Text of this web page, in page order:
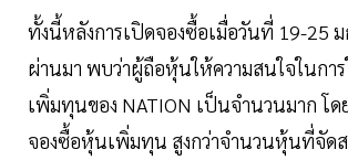
ทั้งนี้หลังการเปิดจองซื้อเมื่อวันที่ 19-25
ผ่านมา พบว่าผู้ถือหุ้นให้ความสนใจในกา
เพิ่มทุนของ NATION เป็นจำนวนมาก โด
จองซื้อหุ้นเพิ่มทุน สูงกว่าจำนวนหุ้นที่จัดส